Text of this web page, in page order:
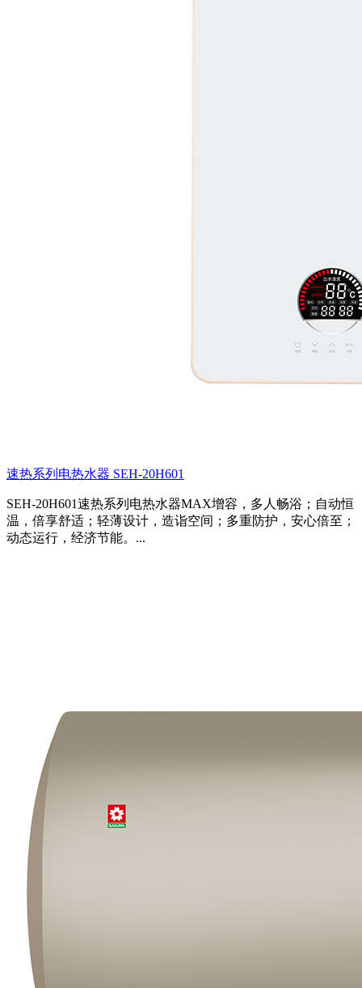
速热系列电热水器 SEH-20H601
SEH-20H601速热系列电热水器MAX增容，多人畅浴；自动恒
温，倍享舒适；轻薄设计，造诣空间；多重防护，安心倍至；
动态运行，经济节能。...